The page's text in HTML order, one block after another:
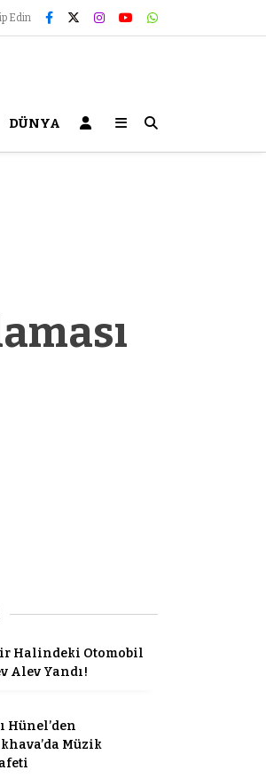
Edin
DÜNYA
Halindeki Otomobil
Alev Yandı!
Hünel’den
Müzik